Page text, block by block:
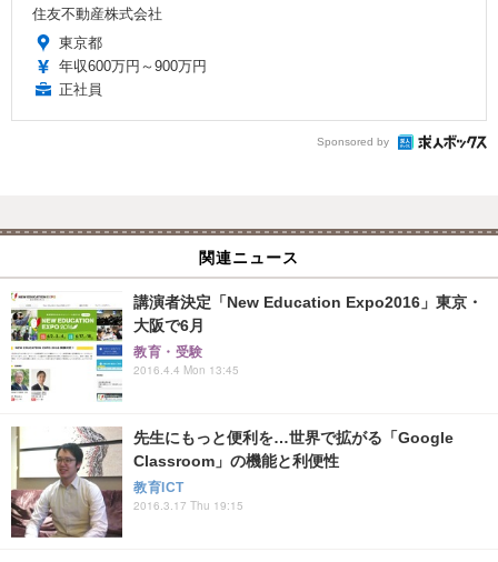
住友不動産株式会社
東京都
年収600万円～900万円
正社員
Sponsored by
関連ニュース
講演者決定「New Education Expo2016」東京・
大阪で6月
教育・受験
2016.4.4 Mon 13:45
先生にもっと便利を…世界で拡がる「Google
Classroom」の機能と利便性
教育ICT
2016.3.17 Thu 19:15